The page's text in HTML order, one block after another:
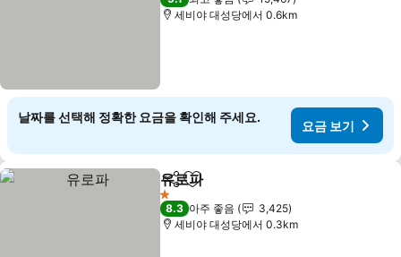
세비야 대성당에서 0.6km
날짜를 선택해 정확한 요금을 확인해 주세요.
요금 보기
공유 즐겨찾기에 추가
유로파
1 성급
8.3 아주 좋음
3,425
세비야 대성당에서 0.3km